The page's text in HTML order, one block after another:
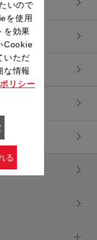
いので
を使用
を効果
Cookie
いただ
な情報
リシー
る